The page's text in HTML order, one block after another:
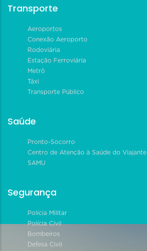
Transporte
Aeroportos
Conexão Aeroporto
Rodoviária
Estação Ferroviária
Metrô
Táxi
Transporte Público
Saúde
Pronto-Socorro
Centro de Atenção à Saúde do Viajante
SAMU
Segurança
Polícia Militar
Polícia Civil
Bombeiros
Defesa Civil